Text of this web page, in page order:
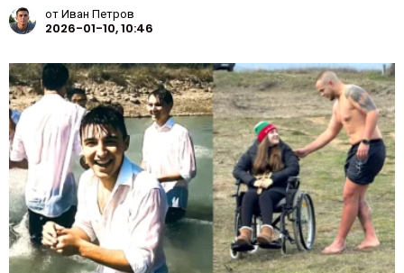
отИван Петров
2026-01-10, 10:46